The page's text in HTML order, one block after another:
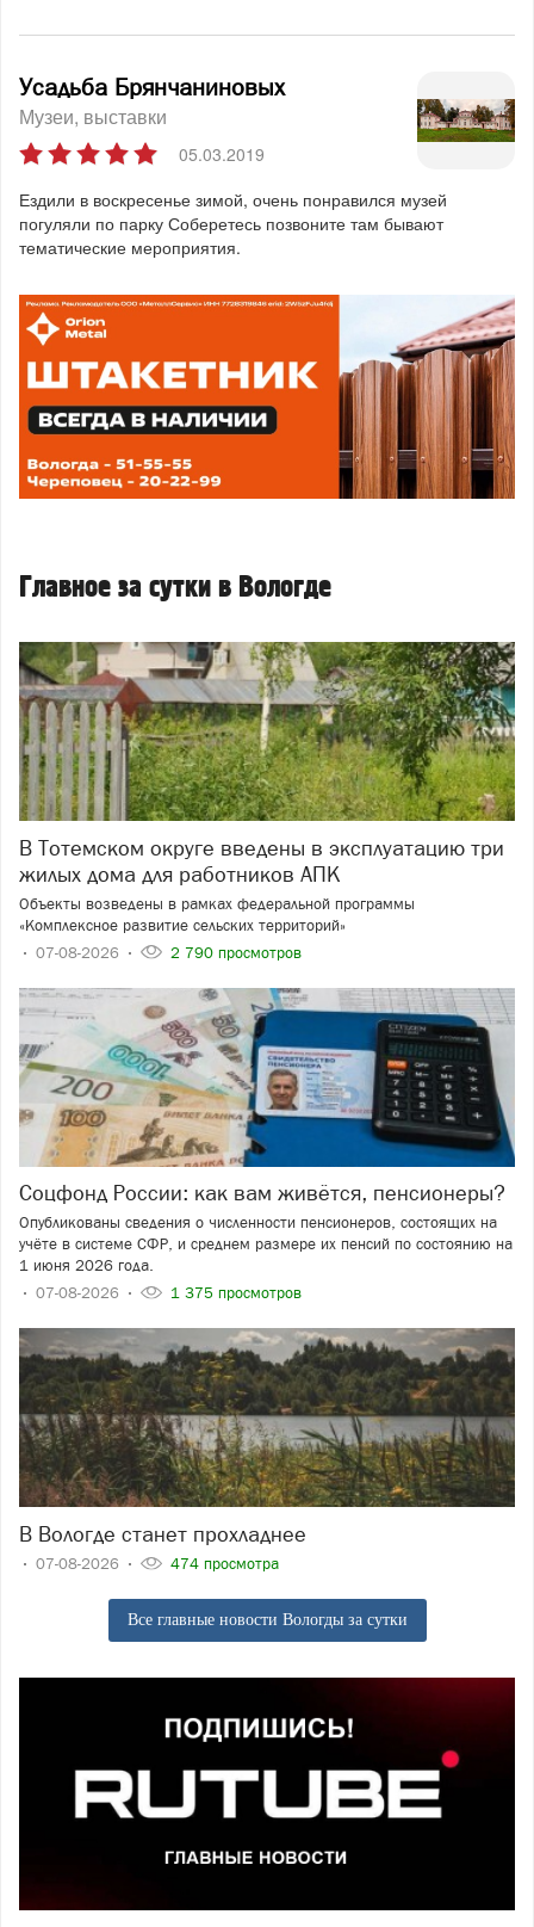
Усадьба Брянчаниновых
Музеи, выставки
05.03.2019
Ездили в воскресенье зимой, очень понравился музей
погуляли по парку Соберетесь позвоните там бывают
тематические мероприятия.
Главное за сутки в Вологде
В Тотемском округе введены в эксплуатацию три
жилых дома для работников АПК
Объекты возведены в рамках федеральной программы
«Комплексное развитие сельских территорий»
07-08-2026
2 790 просмотров
Соцфонд России: как вам живётся, пенсионеры?
Опубликованы сведения о численности пенсионеров, состоящих на
учёте в системе СФР, и среднем размере их пенсий по состоянию на
1 июня 2026 года.
07-08-2026
1 375 просмотров
В Вологде станет прохладнее
07-08-2026 474 просмотра
Все главные новости Вологды за сутки